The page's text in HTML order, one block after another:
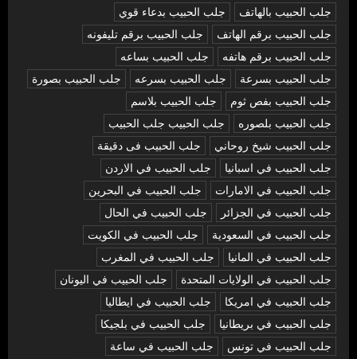
جلب الحبيب بالهاتف
جلب الحبيب بدعاء قوي
جلب الحبيب برقم الهاتف
جلب الحبيب برقم تليفونه
جلب الحبيب برقم هاتفه
جلب الحبيب بساعه
جلب الحبيب بسرعة
جلب الحبيب بسرعه
جلب الحبيب بصورة
جلب الحبيب بفص ثوم
جلب الحبيب بلاسم
جلب الحبيب بلصوره
جلب الحبيب جلب الحبيب
جلب الحبيب شيخ روحاني
جلب الحبيب فى دقيقة
جلب الحبيب في اسبانيا
جلب الحبيب في الاردن
جلب الحبيب في الامارات
جلب الحبيب في البحرين
جلب الحبيب في الجزائر
جلب الحبيب في الحال
جلب الحبيب في السعودية
جلب الحبيب في الكويت
جلب الحبيب في المانيا
جلب الحبيب في المغرب
جلب الحبيب في الولايات المتحدة
جلب الحبيب في اليونان
جلب الحبيب في امريكا
جلب الحبيب في ايطاليا
جلب الحبيب في بريطانيا
جلب الحبيب في بلجيكا
جلب الحبيب في تونس
جلب الحبيب في ساعة